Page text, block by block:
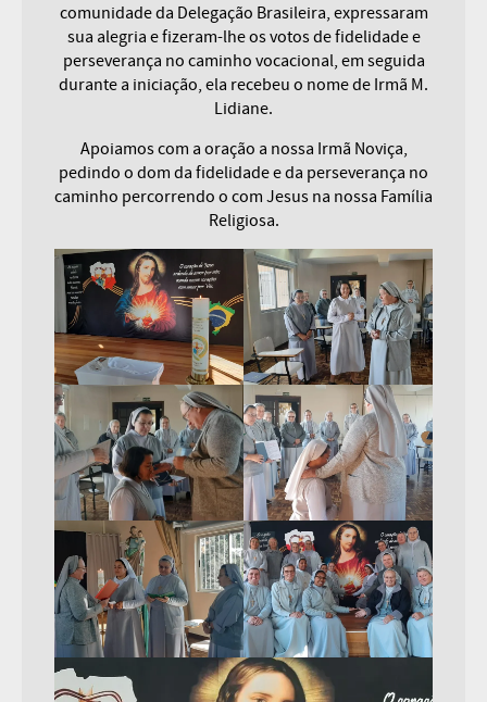
comunidade da Delegação Brasileira, expressaram
sua alegria e fizeram-lhe os votos de fidelidade e
perseverança no caminho vocacional, em seguida
durante a iniciação, ela recebeu o nome de Irmã M.
Lidiane.
Apoiamos com a oração a nossa Irmã Noviça,
pedindo o dom da fidelidade e da perseverança no
caminho percorrendo o com Jesus na nossa Família
Religiosa.